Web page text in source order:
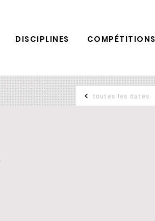
DISCIPLINES COMPÉTITIONS
toutes les dates